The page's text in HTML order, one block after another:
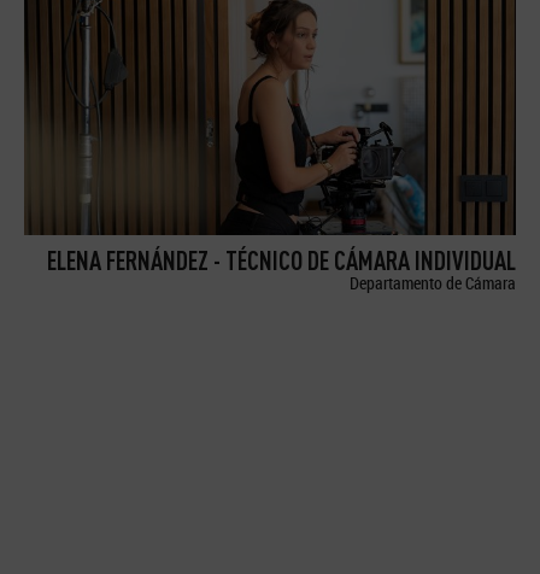
ELENA FERNÁNDEZ - TÉCNICO DE CÁMARA INDIVIDUAL
Departamento de Cámara